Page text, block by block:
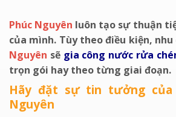
Phúc Nguyên luôn tạo sự thuận
của mình. Tùy theo điều kiện, nhu
Nguyên sẽ gia công nước rửa
trọn gói hay theo từng giai đoạn.
Hãy đặt sự tin tưởng của
Nguyên